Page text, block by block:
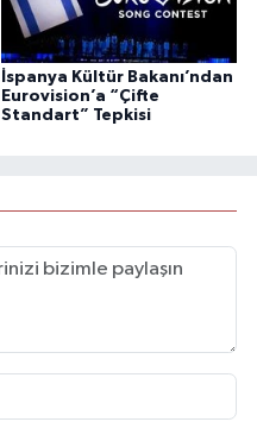
İspanya Kültür Bakanı’ndan
Eurovision’a “Çifte
Standart” Tepkisi